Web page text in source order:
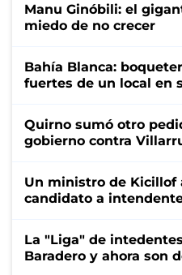
Manu Ginóbili: el
miedo de no crecer
Bahía Blanca:
fuertes de un local en
Quirno sumó otro
gobierno contra
Un ministro de Kicillof
candidato a
La "Liga" de
Baradero y ahora son